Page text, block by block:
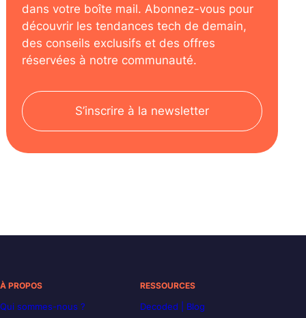
dans votre boîte mail. Abonnez-vous pour
découvrir les tendances tech de demain,
des conseils exclusifs et des offres
réservées à notre communauté.
S’inscrire à la newsletter
À PROPOS
Qui sommes-nous ?
RESSOURCES
Decoded | Blog